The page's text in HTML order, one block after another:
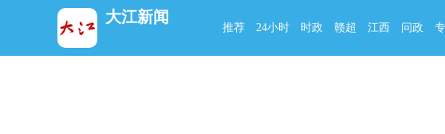
大江新闻
推荐 24小时 时政 赣超 江西 问政